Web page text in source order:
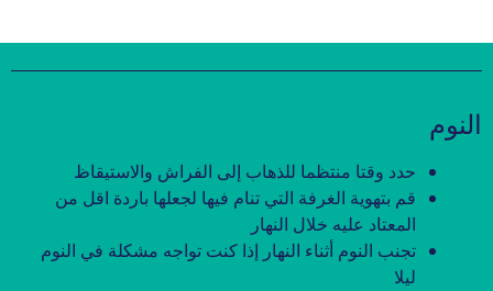
النوم
حدد وقتا منتظما للذهاب إلى الفراش والاستيقاظ
قم بتهوية الغرفة التي تنام فيها لجعلها باردة اقل من
المعتاد عليه خلال النهار
تجنب النوم أثناء النهار إذا كنت تواجه مشكلة في النوم
ليلا